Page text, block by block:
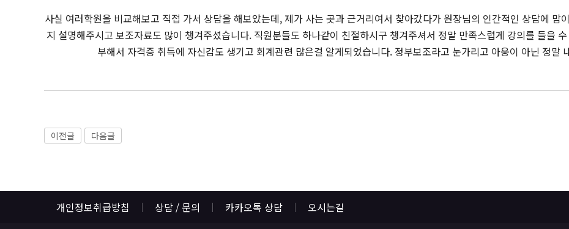
사실 여러학원을 비교해보고 직접 가서 상담을 해보았는데, 제가 사는 곳과 근거리여서 찾아갔다가 원장님의 인간적인 상담에
지 설명해주시고 보조자료도 많이 챙겨주셨습니다. 직원분들도 하나같이 친절하시구 챙겨주셔서 정말 만족스럽게 강의를 들을
부해서 자격증 취득에 자신감도 생기고 회계관련 많은걸 알게되었습니다. 정부보조라고 눈가리고 아웅이 아닌 정말
이전글 다음글
개인정보취급방침 상담 / 문의 카카오톡 상담 오시는길